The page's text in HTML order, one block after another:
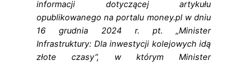
informacji dotyczącej artykułu
opublikowanego na portalu money.pl w dniu
16 grudnia 2024 r. pt. „Minister
Infrastruktury: Dla inwestycji kolejowych idą
złote czasy”, w którym Minister